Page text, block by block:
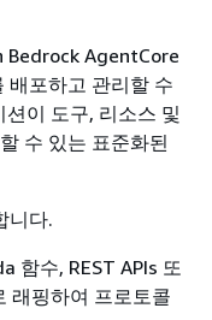
Bedrock AgentCore
배포하고 관리할 수
이 도구, 리소스 및
수 있는 표준화된
니다.
함수, REST APIs 또
래핑하여 프로토콜